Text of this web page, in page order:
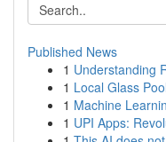
Published News
1 Understanding
1 Local Glass
1 Machine
1 UPI Apps: